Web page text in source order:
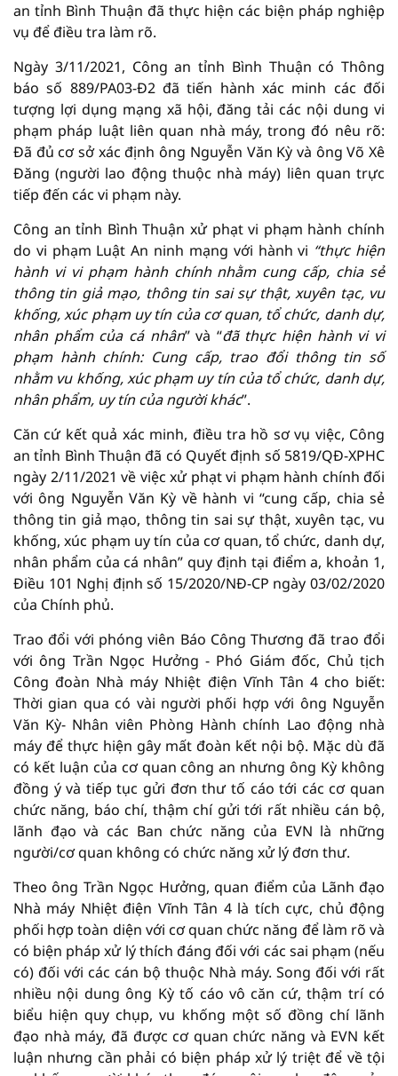
an tỉnh Bình Thuận đã thực hiện các biện pháp nghiệp
vụ để điều tra làm rõ.
Ngày 3/11/2021, Công an tỉnh Bình Thuận có Thông
báo số 889/PA03-Đ2 đã tiến hành xác minh các đối
tượng lợi dụng mạng xã hội, đăng tải các nội dung vi
phạm pháp luật liên quan nhà máy, trong đó nêu rõ:
Đã đủ cơ sở xác định ông Nguyễn Văn Kỳ và ông Võ Xê
Đăng (người lao động thuộc nhà máy) liên quan trực
tiếp đến các vi phạm này.
Công an tỉnh Bình Thuận xử phạt vi phạm hành chính
do vi phạm Luật An ninh mạng với hành vi “thực hiện
hành vi vi phạm hành chính nhằmcung cấp, chia sẻ
thông tin giả mạo, thông tin sai sự thật, xuyên tạc, vu
khống, xúc phạm uy tín của cơ quan, tổ chức, danh dự,
nhân phẩm của cá nhân” và “đã thực hiện hành vi vi
phạm hành chính:Cung cấp, trao đổi thông tin số
nhằm vu khống, xúc phạm uy tín của tổ chức, danh dự,
nhân phẩm, uy tín của người khác”.
Căn cứ kết quả xác minh, điều tra hồ sơ vụ việc, Công
an tỉnh Bình Thuận đã có Quyết định số 5819/QĐ-XPHC
ngày 2/11/2021 về việc xử phạt vi phạm hành chính đối
với ông Nguyễn Văn Kỳ về hành vi “cung cấp, chia sẻ
thông tin giả mạo, thông tin sai sự thật, xuyên tạc, vu
khống, xúc phạm uy tín của cơ quan, tổ chức, danh dự,
nhân phẩm của cá nhân” quy định tại điểm a, khoản 1,
Điều 101 Nghị định số 15/2020/NĐ-CP ngày 03/02/2020
của Chính phủ.
Trao đổi với phóng viên Báo Công Thương đã trao đổi
với ông Trần Ngọc Hưởng - Phó Giám đốc, Chủ tịch
Công đoàn Nhà máy Nhiệt điện Vĩnh Tân 4 cho biết:
Thời gian qua có vài người phối hợp với ông Nguyễn
Văn Kỳ- Nhân viên Phòng Hành chính Lao động nhà
máy để thực hiện gây mất đoàn kết nội bộ. Mặc dù đã
có kết luận của cơ quan công an nhưng ông Kỳ không
đồng ý và tiếp tục gửi đơn thư tố cáo tới các cơ quan
chức năng, báo chí, thậm chí gửi tới rất nhiều cán bộ,
lãnh đạo và các Ban chức năng của EVN là những
người/cơ quan không có chức năng xử lý đơn thư.
Theo ông Trần Ngọc Hưởng, quan điểm của Lãnh đạo
Nhà máy Nhiệt điện Vĩnh Tân 4 là tích cực, chủ động
phối hợp toàn diện với cơ quan chức năng để làm rõ và
có biện pháp xử lý thích đáng đối với các sai phạm (nếu
có) đối với các cán bộ thuộc Nhà máy. Song đối với rất
nhiều nội dung ông Kỳ tố cáo vô căn cứ, thậm trí có
biểu hiện quy chụp, vu khống một số đồng chí lãnh
đạo nhà máy, đã được cơ quan chức năng và EVN kết
luận nhưng cần phải có biện pháp xử lý triệt để về tội